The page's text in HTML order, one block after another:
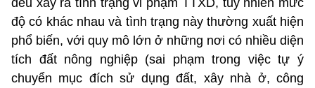
đều xảy ra tình trạng vi phạm TTXD, tuy nhiên mức
độ có khác nhau và tình trạng này thường xuất hiện
phổ biến, với quy mô lớn ở những nơi có nhiều diện
tích đất nông nghiệp (sai phạm trong việc tự ý
chuyển mục đích sử dụng đất, xây nhà ở, công